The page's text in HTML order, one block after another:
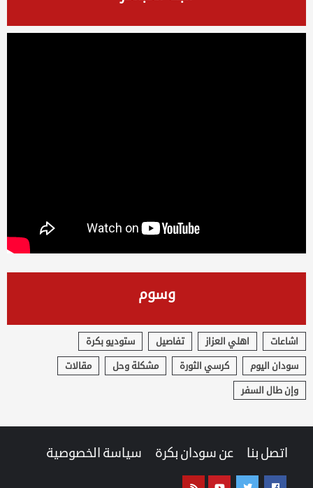
وسوم
اشاعات اهلي العزاز تفاصيل ستوديو بكرة
سودان اليوم كرسي الثورة مشكلة وحل مقالات
وإن طال السفر
اتصل بنا عن سودان بكرة سياسة الخصوصية